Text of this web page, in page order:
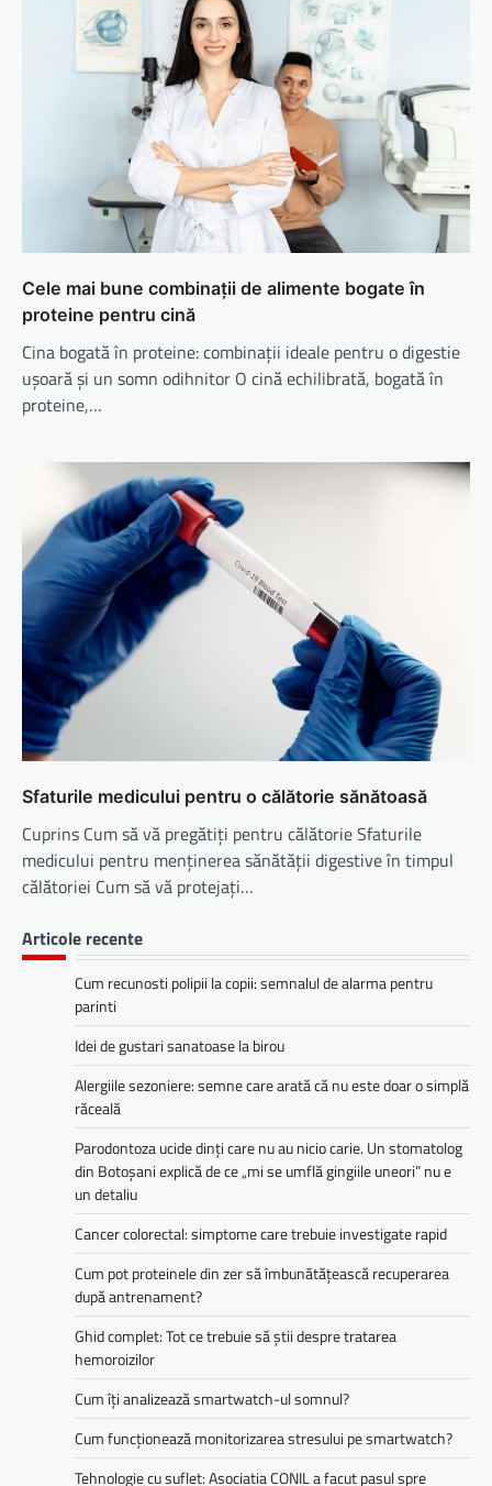
Cele mai bune combinații de alimente bogate în
proteine pentru cină
Cina bogată în proteine: combinații ideale pentru o digestie
ușoară și un somn odihnitor O cină echilibrată, bogată în
proteine,…
Sfaturile medicului pentru o călătorie sănătoasă
Cuprins Cum să vă pregătiți pentru călătorie Sfaturile
medicului pentru menținerea sănătății digestive în timpul
călătoriei Cum să vă protejați…
Articole recente
Cum recunosti polipii la copii: semnalul de alarma pentru
parinti
Idei de gustari sanatoase la birou
Alergiile sezoniere: semne care arată că nu este doar o simplă
răceală
Parodontoza ucide dinți care nu au nicio carie. Un stomatolog
din Botoșani explică de ce „mi se umflă gingiile uneori” nu e
un detaliu
Cancer colorectal: simptome care trebuie investigate rapid
Cum pot proteinele din zer să îmbunătățească recuperarea
după antrenament?
Ghid complet: Tot ce trebuie să știi despre tratarea
hemoroizilor
Cum îți analizează smartwatch-ul somnul?
Cum funcționează monitorizarea stresului pe smartwatch?
Tehnologie cu suflet: Asociatia CONIL a facut pasul spre